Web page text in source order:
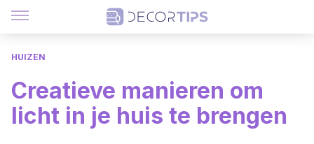
HUIZEN
Creatieve manieren om
licht in je huis te brengen